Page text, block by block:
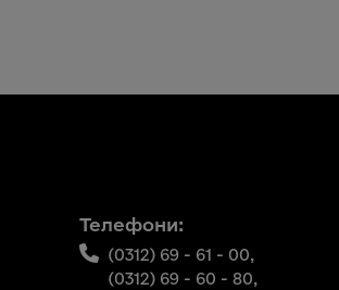
Телефони:
(0312) 69 - 61 - 00,
(0312) 69 - 60 - 80,